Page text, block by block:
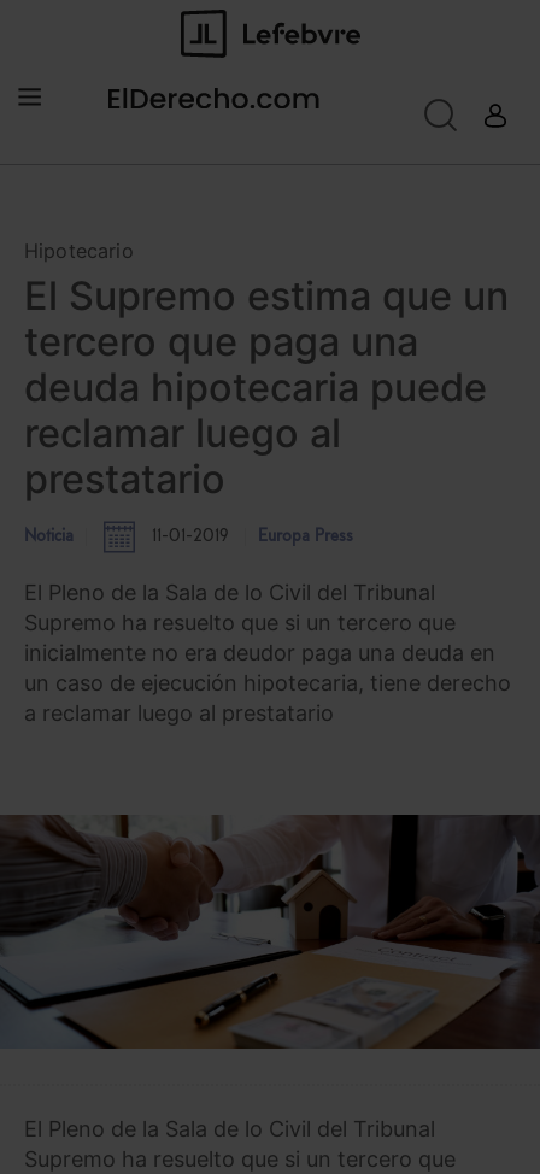
Hipotecario
El Supremo estima que un
tercero que paga una
deuda hipotecaria puede
reclamar luego al
prestatario
Noticia 11-01-2019 Europa Press
El Pleno de la Sala de lo Civil del Tribunal
Supremo ha resuelto que si un tercero que
inicialmente no era deudor paga una deuda en
un caso de ejecución hipotecaria, tiene derecho
a reclamar luego al prestatario
El Pleno de la Sala de lo Civil del Tribunal
Supremo ha resuelto que si un tercero que